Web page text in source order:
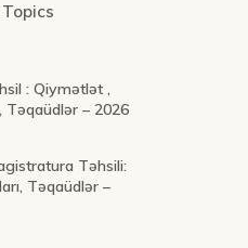
: Qiymətlət ,
Təqaüdlər – 2026
Təhsili:
Təqaüdlər –